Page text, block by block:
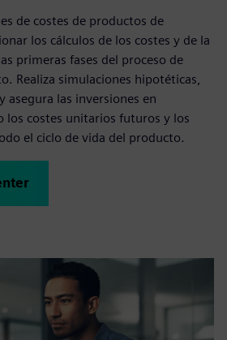
de costes de productos de
los cálculos de los costes y de la
primeras fases del proceso de
Realiza simulaciones hipotéticas,
asegura las inversiones en
los costes unitarios futuros y los
el ciclo de vida del producto.